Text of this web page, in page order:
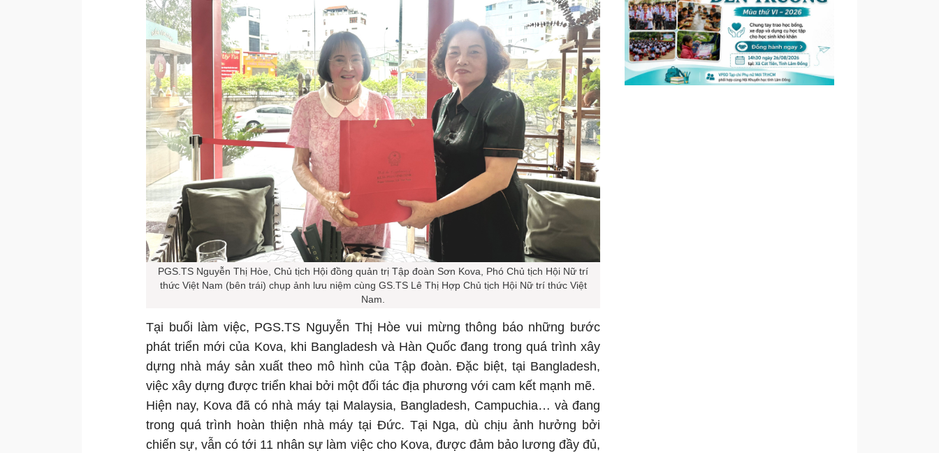
PGS.TS Nguyễn Thị Hòe, Chủ tịch Hội đồng quản trị Tập đoàn Sơn Kova, Phó Chủ tịch Hội Nữ trí
thức Việt Nam (bên trái) chụp ảnh lưu niệm cùng GS.TS Lê Thị Hợp Chủ tịch Hội Nữ trí thức Việt
Nam.
Tại buổi làm việc, PGS.TS Nguyễn Thị Hòe vui mừng thông báo những bước
phát triển mới của Kova, khi Bangladesh và Hàn Quốc đang trong quá trình xây
dựng nhà máy sản xuất theo mô hình của Tập đoàn. Đặc biệt, tại Bangladesh,
việc xây dựng được triển khai bởi một đối tác địa phương với cam kết mạnh mẽ.
Hiện nay, Kova đã có nhà máy tại Malaysia, Bangladesh, Campuchia… và đang
trong quá trình hoàn thiện nhà máy tại Đức. Tại Nga, dù chịu ảnh hưởng bởi
chiến sự, vẫn có tới 11 nhân sự làm việc cho Kova, được đảm bảo lương đầy đủ,